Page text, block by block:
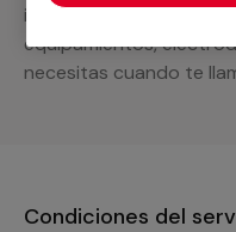
incluyendo todo lo que
equipamientos,
necesitas cuando te
Condiciones del